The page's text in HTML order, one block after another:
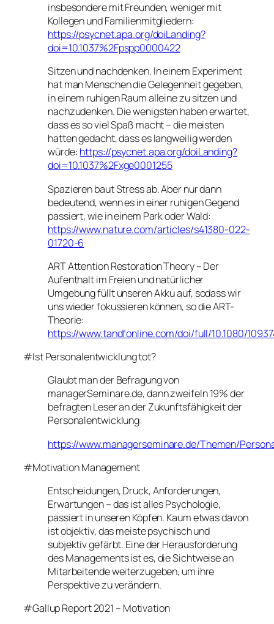
insbesondere mit Freunden, weniger mit
Kollegen und Familienmitgliedern:
https://psycnet.apa.org/doiLanding?
doi=10.1037%2Fpspp0000422
Sitzen und nachdenken. In einem Experiment
hat man Menschen die Gelegenheit gegeben,
in einem ruhigen Raum alleine zu sitzen und
nachzudenken. Die wenigsten haben erwartet,
dass es so viel Spaß macht – die meisten
hatten gedacht, dass es langweilig werden
würde: https://psycnet.apa.org/doiLanding?
doi=10.1037%2Fxge0001255
Spazieren baut Stress ab. Aber nur dann
bedeutend, wenn es in einer ruhigen Gegend
passiert, wie in einem Park oder Wald:
https://www.nature.com/articles/s41380-022-
01720-6
ART Attention Restoration Theory – Der
Aufenthalt im Freien und natürlicher
Umgebung füllt unseren Akku auf, sodass wir
uns wieder fokussieren können, so die ART-
Theorie:
https://www.tandfonline.com/doi/full/10.1080/
#Ist Personalentwicklung tot?
Glaubt man der Befragung von
managerSeminare.de, dann zweifeln 19% der
befragten Leser an der Zukunftsfähigkeit der
Personalentwicklung:
https://www.managerseminare.de/Themen/
#Motivation Management
Entscheidungen, Druck, Anforderungen,
Erwartungen – das ist alles Psychologie,
passiert in unseren Köpfen. Kaum etwas davon
ist objektiv, das meiste psychisch und
subjektiv gefärbt. Eine der Herausforderung
des Managements ist es, die Sichtweise an
Mitarbeitende weiterzugeben, um ihre
Perspektive zu verändern.
#Gallup Report 2021 – Motivation